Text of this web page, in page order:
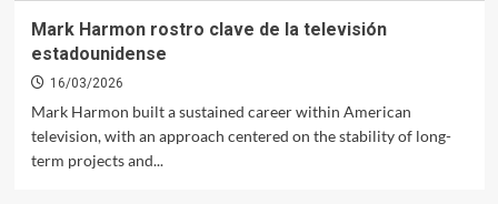
Mark Harmon rostro clave de la televisión
estadounidense
16/03/2026
Mark Harmon built a sustained career within American
television, with an approach centered on the stability of long-
term projects and...